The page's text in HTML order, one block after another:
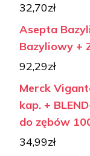
32,70zł
Asepta
Bazyliowy +
92,29zł
Merck
kap. +
do zębów
34,99zł